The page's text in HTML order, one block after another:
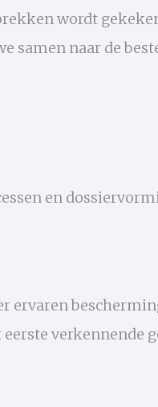
wordt
samen naar de
en
ervaren
verkennende